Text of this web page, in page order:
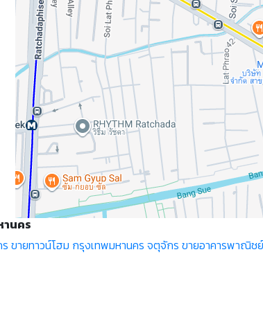
านคร
ขายทาวน์โฮม กรุงเทพมหานคร จตุจักร ขายอาคารพาณิช